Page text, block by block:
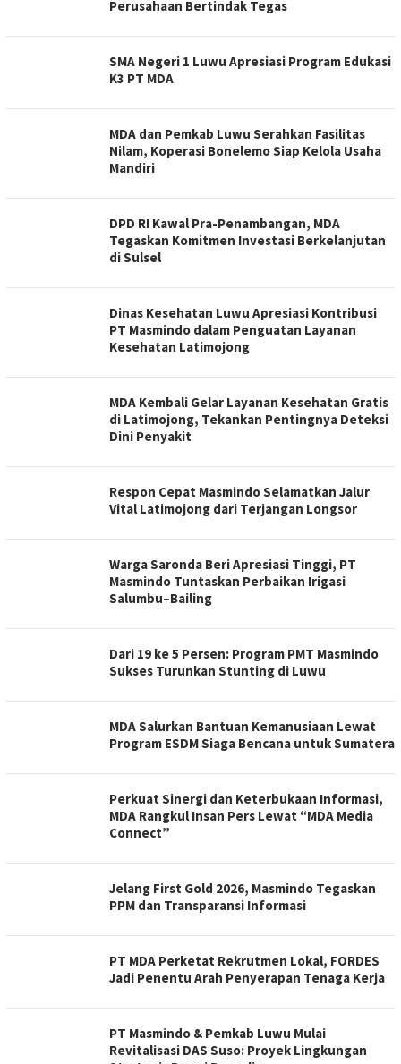
Perusahaan Bertindak Tegas
SMA Negeri 1 Luwu Apresiasi Program Edukasi
K3 PT MDA
MDA dan Pemkab Luwu Serahkan Fasilitas
Nilam, Koperasi Bonelemo Siap Kelola Usaha
Mandiri
DPD RI Kawal Pra-Penambangan, MDA
Tegaskan Komitmen Investasi Berkelanjutan
di Sulsel
Dinas Kesehatan Luwu Apresiasi Kontribusi
PT Masmindo dalam Penguatan Layanan
Kesehatan Latimojong
MDA Kembali Gelar Layanan Kesehatan Gratis
di Latimojong, Tekankan Pentingnya Deteksi
Dini Penyakit
Respon Cepat Masmindo Selamatkan Jalur
Vital Latimojong dari Terjangan Longsor
Warga Saronda Beri Apresiasi Tinggi, PT
Masmindo Tuntaskan Perbaikan Irigasi
Salumbu–Bailing
Dari 19 ke 5 Persen: Program PMT Masmindo
Sukses Turunkan Stunting di Luwu
MDA Salurkan Bantuan Kemanusiaan Lewat
Program ESDM Siaga Bencana untuk Sumatera
Perkuat Sinergi dan Keterbukaan Informasi,
MDA Rangkul Insan Pers Lewat “MDA Media
Connect”
Jelang First Gold 2026, Masmindo Tegaskan
PPM dan Transparansi Informasi
PT MDA Perketat Rekrutmen Lokal, FORDES
Jadi Penentu Arah Penyerapan Tenaga Kerja
PT Masmindo & Pemkab Luwu Mulai
Revitalisasi DAS Suso: Proyek Lingkungan